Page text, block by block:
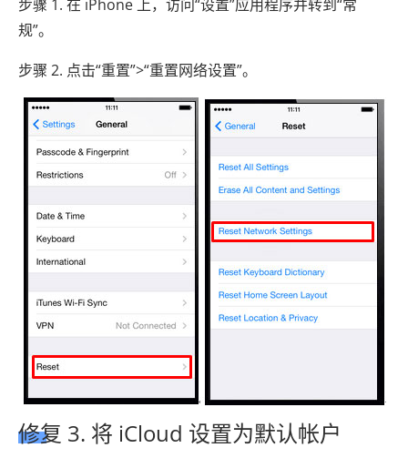
步骤 1. 在 iPhone 上，访问“设置”应用程序并转到“常
规”。
步骤 2. 点击“重置”>“重置网络设置”。
修复 3. 将 iCloud 设置为默认帐户